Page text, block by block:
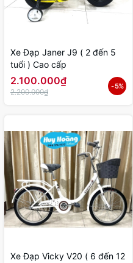
Xe Đạp Janer J9 ( 2 đến 5
tuổi ) Cao cấp
2.100.000₫
2.200.000₫
- 5%
Xe Đạp Vicky V20 ( 6 đến 12